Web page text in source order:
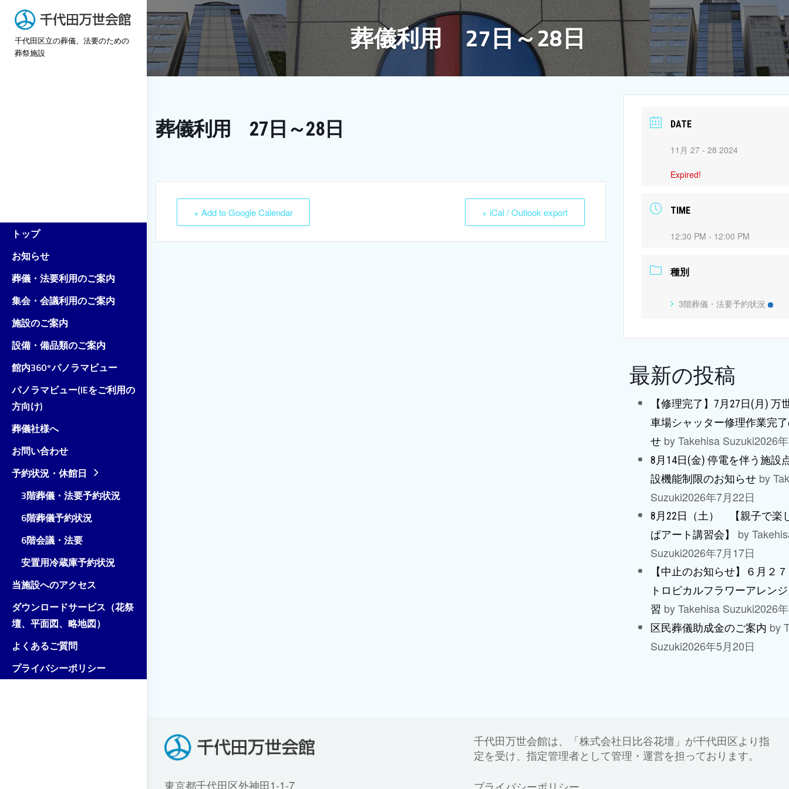
Skip
content
千代田区立の葬儀、法要のための
葬祭施設
トップ
お知らせ
葬儀・法要利用のご案内
集会・会議利用のご案内
施設のご案内
設備・備品類のご案内
館内360°パノラマビュー
パノラマビュー(IEをご利用の
方向け)
葬儀社様へ
お問い合わせ
予約状況・休館日
3階葬儀・法要予約状況
6階葬儀予約状況
6階会議・法要
安置用冷蔵庫予約状況
当施設へのアクセス
ダウンロードサービス（花祭
壇、平面図、略地図）
よくあるご質問
プライバシーポリシー
葬儀利用 27日～28日
葬儀利用 27日～28日
+ Add to Google Calendar + iCal / Outlook export
DATE
11月 27 - 28 2024
Expired!
TIME
12:30 PM - 12:00 PM
種別
3階葬儀・法要予約状況
最新の投稿
【修理完了】7月27日(月) 万
車場シャッター修理作業完
せ by Takehisa Suzuki2026
8月14日(金) 停電を伴う施設
設機能制限のお知らせ by
Suzuki2026年7月22日
8月22日（土） 【親子で楽
ぱアート講習会】
by
Suzuki2026年7月17日
【中止のお知らせ】６月２
トロピカルフラワーアレン
習 by Takehisa Suzuki2026
区民葬儀助成金のご案内 by
Suzuki2026年5月20日
東京都千代田区外神田1-1-7
千代田万世会館は、「株式会社日比谷花壇」が千代田区より指
定を受け、指定管理者として管理・運営を担っております。